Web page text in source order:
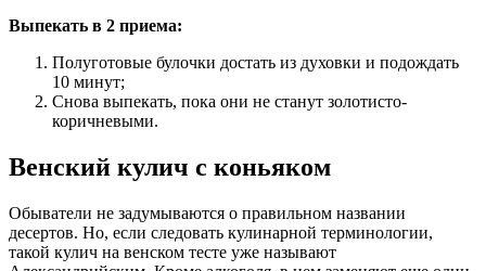
Выпекать в 2 приема:
Полуготовые булочки достать из духовки и подождать
10 минут;
Снова выпекать, пока они не станут золотисто-
коричневыми.
Венский кулич с коньяком
Обыватели не задумываются о правильном названии
десертов. Но, если следовать кулинарной терминологии,
такой кулич на венском тесте уже называют